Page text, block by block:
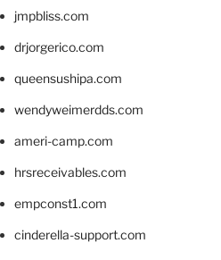
jmpbliss.com
drjorgerico.com
queensushipa.com
wendyweimerdds.com
ameri-camp.com
hrsreceivables.com
empconst1.com
cinderella-support.com